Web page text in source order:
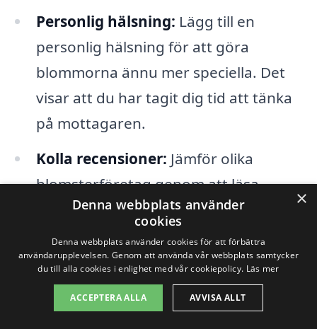
Personlig hälsning: Lägg till en
personlig hälsning för att göra
blommorna ännu mer speciella. Det
visar att du har tagit dig tid att tänka
på mottagaren.
Kolla recensioner: Jämför olika
blomsterföretag genom att läsa
recensioner för att säkerställa att du
väljer ett pålitligt alternativ.
Specialerbjudanden:Håll ögonen
öppna för kampanjer och
×
Denna webbplats använder
cookies
Denna webbplats använder cookies för att förbättra
användarupplevelsen. Genom att använda vår webbplats samtycker
du till alla cookies i enlighet med vår cookiepolicy. Läs mer
ACCEPTERA ALLA AVVISA ALLT